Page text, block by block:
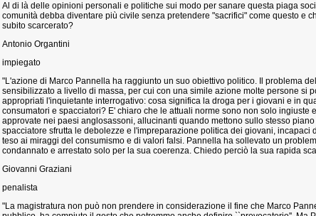
Al di là delle opinioni personali e politiche sui modo per sanare questa piaga
comunità debba diventare più civile senza pretendere "sacrifici" come questo e
subito scarcerato?
Antonio Organtini
impiegato
"L'azione di Marco Pannella ha raggiunto un suo obiettivo politico. Il problema
sensibilizzato a livello di massa, per cui con una simile azione molte persone si
appropriati l'inquietante interrogativo: cosa significa la droga per i giovani e in
consumatori e spacciatori? E' chiaro che le attuali norme sono non solo ingiuste
approvate nei paesi anglosassoni, allucinanti quando mettono sullo stesso
spacciatore sfrutta le debolezze e l'impreparazione politica dei giovani, incapaci
teso ai miraggi del consumismo e di valori falsi. Pannella ha sollevato un
condannato e arrestato solo per la sua coerenza. Chiedo perciò la sua rapida
Giovanni Graziani
penalista
"La magistratura non può non prendere in considerazione il fine che Marco